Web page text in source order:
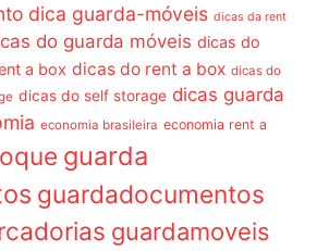
dica guarda-móveis dicas da rent
do guarda móveis dicas do
a box dicas do rent a box dicas do
dicas do self storage dicas guarda
economia brasileira economia rent a
guarda
guardadocumentos
guardamoveis